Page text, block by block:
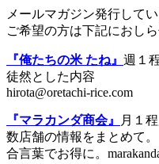
メールマガジン発行してい
ご希望の方は下記におしら
『俺たちの米 たね』 週１
徒然とした内容
hirota@oretachi-rice.com
『マラカンダ商会』
月１
数店舗の情報をまとめて。
合言葉でお得に。